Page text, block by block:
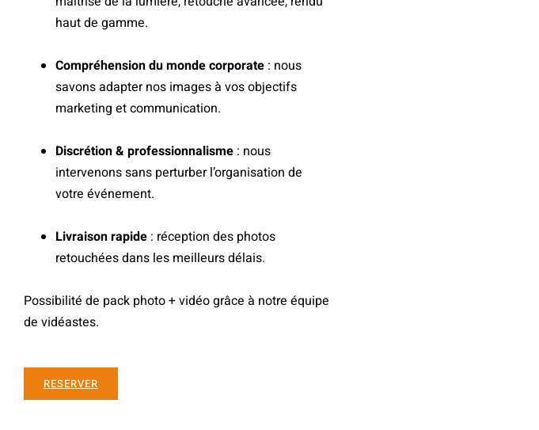
haut de gamme.
Compréhension du monde corporate : nous
savons adapter nos images à vos objectifs
marketing et communication.
Discrétion & professionnalisme : nous
intervenons sans perturber l’organisation de
votre événement.
Livraison rapide : réception des photos
retouchées dans les meilleurs délais.
Possibilité de pack photo + vidéogrâce à notre équipe
de vidéastes.
RESERVER